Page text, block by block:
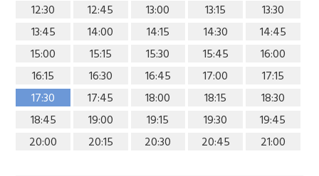
12:30
12:45 13:00 13:15
13:30
13:45
14:00 14:15 14:30
14:45
15:00
15:15 15:30 15:45
16:00
16:15
16:30 16:45 17:00
17:15
17:30
17:45 18:00 18:15
18:30
18:45
19:00 19:15 19:30
19:45
20:00
20:15 20:30 20:45 21:00